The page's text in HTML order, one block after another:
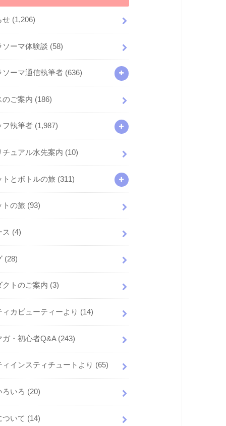
せ (1,206)
ソーマ体験談 (58)
ソーマ通信執筆者 (636)
のご案内 (186)
フ執筆者 (1,987)
チュアル水先案内 (10)
トとボトルの旅 (311)
トの旅 (93)
ス (4)
(28)
クトのご案内 (3)
ィカビューティーより (14)
ガ・初心者Q&A (243)
ィインスティチュートより (65)
ろいろ (20)
ついて (14)